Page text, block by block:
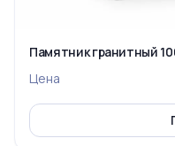
Памятник гранитный
Цена